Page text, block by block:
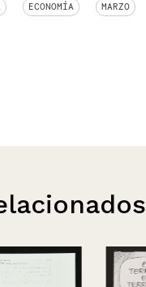
ECONOMÍA MARZO